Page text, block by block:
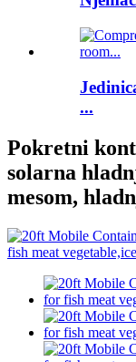
...
Pokretni
solarna
mesom,